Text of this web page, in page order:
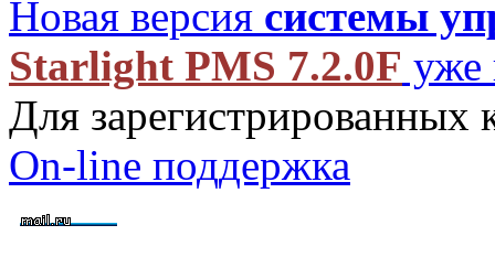
Новая версия системы
Starlight PMS 7.2.0F уже
Для зарегистрированных
On-line поддержка